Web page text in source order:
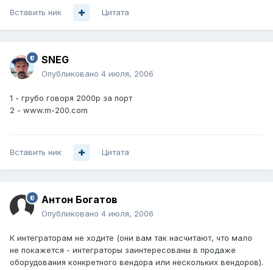
Вставить ник Цитата
SNEG
Опубликовано 4 июля, 2006
1 - грубо говоря 2000р за порт
2 - www.m-200.com
Вставить ник Цитата
Антон Богатов
Опубликовано 4 июля, 2006
К интеграторам не ходите (они вам так насчитают, что мало
не покажется - интеграторы заинтересованы в продаже
оборудования конкретного вендора или нескольких вендоров).